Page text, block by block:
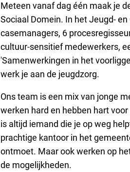
Meteen vanaf dag één maak je
Sociaal Domein. In het Jeugd-
casemanagers, 6
cultuur-sensitief medewerkers,
'Samenwerkingen in het
werk je aan de jeugdzorg.
Ons team is een mix van jonge
werken hard en hebben hart
is altijd iemand die je op weg
prachtige kantoor in het
ontmoet. Maar ook werken op
de mogelijkheden.